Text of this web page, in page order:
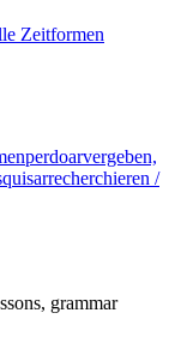
Zeitformen
perdoarvergeben,
recherchieren /
grammar